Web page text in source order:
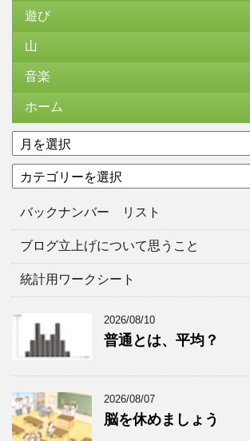
遊び
山
音楽
ホーム
ア
ー
イ
テ
リ
バックナンバー リスト
ブログ立上げについて思うこと
統計用ワークシート
2026/08/10
普通とは、平均？
2026/08/07
脳を休めましょう